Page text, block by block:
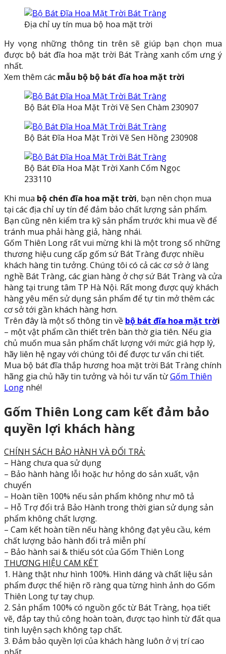
Địa chỉ uy tín mua bộ hoa mặt trời
Hy vọng những thông tin trên sẽ giúp bạn chọn mua
được bộ bát đĩa hoa mặt trời Bát Tràng xanh cốm ưng ý
nhất.
Xem thêm các mẫu bộ bộ bát đĩa hoa mặt trời
Bộ Bát Đĩa Hoa Mặt Trời Vẽ Sen Chàm 230907
Bộ Bát Đĩa Hoa Mặt Trời Vẽ Sen Hồng 230908
Bộ Bát Đĩa Hoa Mặt Trời Xanh Cốm Ngọc
233110
Khi mua bộ chén đĩa hoa mặt trời, bạn nên chọn mua
tại các địa chỉ uy tín để đảm bảo chất lượng sản phẩm.
Bạn cũng nên kiểm tra kỹ sản phẩm trước khi mua về để
tránh mua phải hàng giả, hàng nhái.
Gốm Thiên Long rất vui mừng khi là một trong số những
thương hiệu cung cấp gốm sứ Bát Tràng được nhiều
khách hàng tin tưởng. Chúng tôi có cả các cơ sở ở làng
nghề Bát Tràng, các gian hàng ở chợ sứ Bát Tràng và cửa
hàng tại trung tâm TP Hà Nội. Rất mong được quý khách
hàng yêu mến sử dụng sản phẩm để tự tin mở thêm các
cơ sở tới gần khách hàng hơn.
Trên đây là một số thông tin về bộ bát đĩa hoa mặt trời
– một vật phẩm cần thiết trên bàn thờ gia tiên. Nếu gia
chủ muốn mua sản phẩm chất lượng với mức giá hợp lý,
hãy liên hệ ngay với chúng tôi để được tư vấn chi tiết.
Mua bộ bát đĩa thắp hương hoa mặt trời Bát Tràng chính
hãng gia chủ hãy tin tưởng và hỏi tư vấn từGốm Thiên
Long nhé!
Gốm Thiên Long cam kết đảm bảo
quyền lợi khách hàng
CHÍNH SÁCH BẢO HÀNH VÀ ĐỔI TRẢ:
– Hàng chưa qua sử dụng
– Bảo hành hàng lỗi hoặc hư hỏng do sản xuất, vận
chuyển
– Hoàn tiền 100% nếu sản phẩm không như mô tả
– Hỗ Trợ đổi trả Bảo Hành trong thời gian sử dụng sản
phẩm không chất lượng.
– Cam kết hoàn tiền nếu hàng không đạt yêu cầu, kém
chất lượng bảo hành đổi trả miễn phí
– Bảo hành sai & thiếu sót của Gốm Thiên Long
THƯƠNG HIỆU CAM KẾT
1. Hàng thật như hình 100%. Hình dáng và chất liệu sản
phẩm được thể hiện rõ ràng qua từng hình ảnh do Gốm
Thiên Long tự tay chụp.
2. Sản phẩm 100% có nguồn gốc từ Bát Tràng, họa tiết
vẽ, đắp tay thủ công hoàn toàn, được tạo hình từ đất qua
tinh luyện sạch không tạp chất.
3. Đảm bảo quyền lợi của khách hàng luôn ở vị trí cao